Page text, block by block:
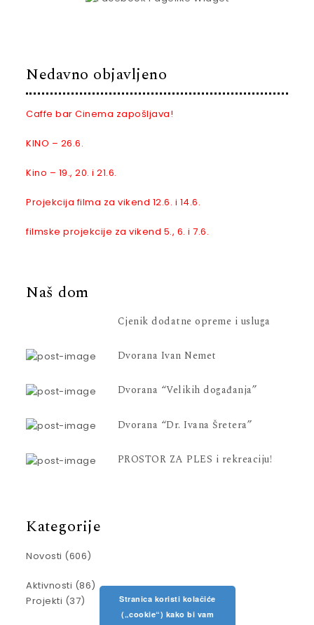
Nedavno objavljeno
Caffe bar Cinema zapošljava!
KINO – 26.6.
Kino – 19., 20. i 21.6.
Projekcija filma za vikend 12.6. i 14.6.
filmske projekcije za vikend 5., 6. i 7.6.
Naš dom
Cjenik dodatne opreme i usluga
Dvorana Ivan Nemet
Dvorana “Velikih događanja”
Dvorana “Dr. Ivana Šretera”
PROSTOR ZA PLES i rekreaciju!
Kategorije
Novosti (606)
Aktivnosti (86)
Projekti (37)
Stranica koristi kolačiće
(„cookie“) kako bi vam